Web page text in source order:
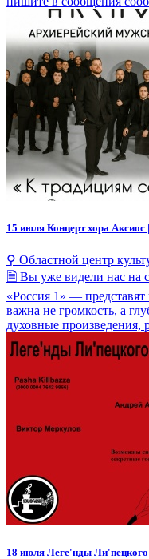
15 июля Концерт хора
⚲ Областной центр
🗎 Вы уже видели нас на
«Россия 1» —
важна не громкость, а
духовные произведения,
18 июля Леге'нды